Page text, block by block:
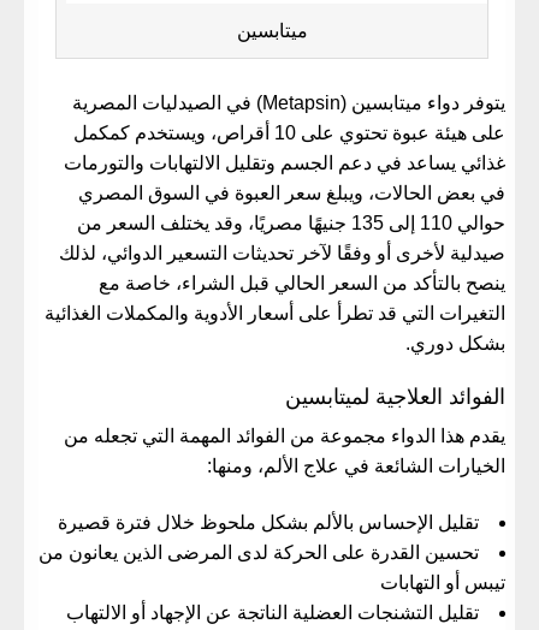
ميتابسين
يتوفر دواء ميتابسين (Metapsin) في الصيدليات المصرية
على هيئة عبوة تحتوي على 10 أقراص، ويستخدم كمكمل
غذائي يساعد في دعم الجسم وتقليل الالتهابات والتورمات
في بعض الحالات، ويبلغ سعر العبوة في السوق المصري
حوالي 110 إلى 135 جنيهًا مصريًا، وقد يختلف السعر من
صيدلية لأخرى أو وفقًا لآخر تحديثات التسعير الدوائي، لذلك
ينصح بالتأكد من السعر الحالي قبل الشراء، خاصة مع
التغيرات التي قد تطرأ على أسعار الأدوية والمكملات الغذائية
بشكل دوري.
الفوائد العلاجية لميتابسين
يقدم هذا الدواء مجموعة من الفوائد المهمة التي تجعله من
الخيارات الشائعة في علاج الألم، ومنها:
تقليل الإحساس بالألم بشكل ملحوظ خلال فترة قصيرة
تحسين القدرة على الحركة لدى المرضى الذين يعانون من
تيبس أو التهابات
تقليل التشنجات العضلية الناتجة عن الإجهاد أو الالتهاب